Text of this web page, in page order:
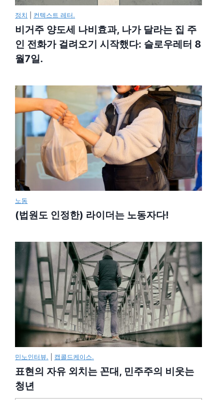
정치 컨텍스트 레터.
비거주 양도세 나비효과, 나가 달라는 집 주
인 전화가 걸려오기 시작했다: 슬로우레터 8
월7일.
노동
(법원도 인정한) 라이더는 노동자다!
민노인터뷰. 캡콜드케이스.
표현의 자유 외치는 꼰대, 민주주의 비웃는
청년